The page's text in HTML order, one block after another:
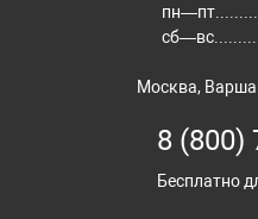
Москва,
8 (800)
Бесплатно